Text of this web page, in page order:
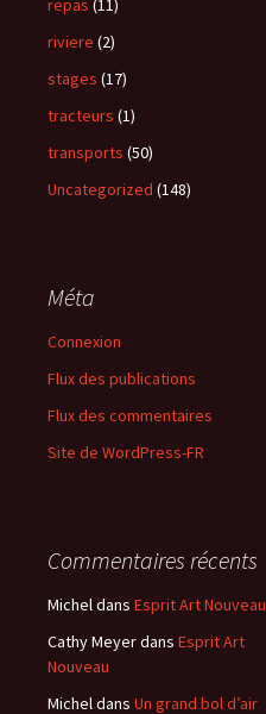
repas (11)
riviere (2)
stages (17)
tracteurs (1)
transports (50)
Uncategorized (148)
Méta
Connexion
Flux des publications
Flux des commentaires
Site de WordPress-FR
Commentaires récents
Micheldans Esprit Art Nouveau
Cathy Meyerdans Esprit Art
Nouveau
Micheldans Un grand bol d’air